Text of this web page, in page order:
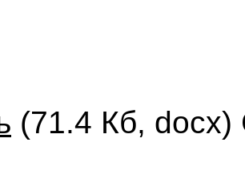
(71.4 Кб, docx)